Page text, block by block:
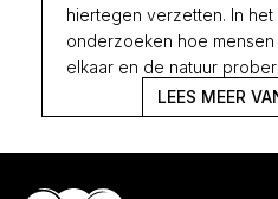
hiertegen verzetten. In
onderzoeken hoe
elkaar en de natuur
LEES MEER